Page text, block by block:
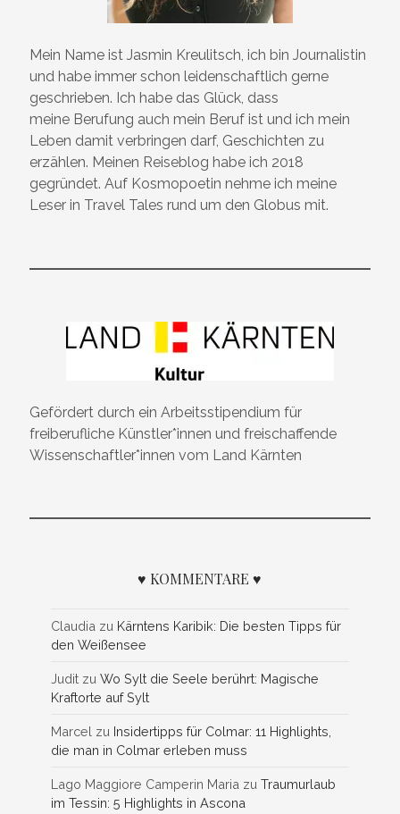
Mein Name ist Jasmin Kreulitsch, ich bin Journalistin
und habe immer schon leidenschaftlich gerne
geschrieben. Ich habe das Glück, dass
meine Berufung auch mein Beruf ist und ich mein
Leben damit verbringen darf, Geschichten zu
erzählen. Meinen Reiseblog habe ich 2018
gegründet. Auf Kosmopoetin nehme ich meine
Leser in Travel Tales rund um den Globus mit.
Gefördert durch ein Arbeitsstipendium für
freiberufliche Künstler*innen und freischaffende
Wissenschaftler*innen vom Land Kärnten
♥ KOMMENTARE ♥
Claudia zu Kärntens Karibik: Die besten Tipps für
den Weißensee
Judit zuWo Sylt die Seele berührt: Magische
Kraftorte auf Sylt
Marcel zu Insidertipps für Colmar: 11 Highlights,
die man in Colmar erleben muss
Lago Maggiore Camperin Maria zuTraumurlaub
im Tessin: 5 Highlights in Ascona